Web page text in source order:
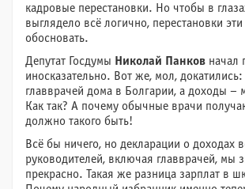
кадровые перестановки. Но чтобы в
выглядело всё логично, перестановки
обосновать.
Депутат Госдумы Николай Панков начал
иносказательно. Вот же, мол,
главврачей дома в Болгарии, а доходы –
Как так? А почему обычные врачи
должно такого быть!
Всё бы ничего, но декларации о доходах
руководителей, включая главврачей, мы
прекрасно. Такая же разница зарплат в